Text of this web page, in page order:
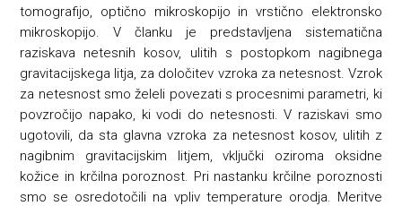
tomografijo, optično mikroskopijo in vrstično elektronsko
mikroskopijo. V članku je predstavljena sistematična
raziskava netesnih kosov, ulitih s postopkom nagibnega
gravitacijskega litja, za določitev vzroka za netesnost. Vzrok
za netesnost smo želeli povezati s procesnimi parametri, ki
povzročijo napako, ki vodi do netesnosti. V raziskavi smo
ugotovili, da sta glavna vzroka za netesnost kosov, ulitih z
nagibnim gravitacijskim litjem, vključki oziroma oksidne
kožice in krčilna poroznost. Pri nastanku krčilne poroznosti
smo se osredotočili na vpliv temperature orodja. Meritve